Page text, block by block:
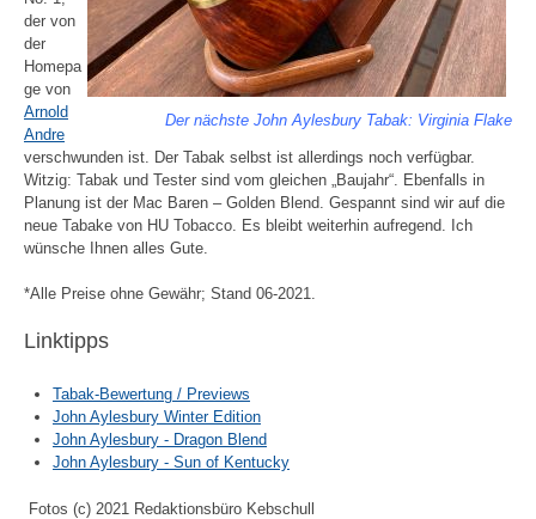
Der nächste John Aylesbury Tabak: Virginia Flake
der von
der
Homepa
ge von
Arnold
Andre
verschwunden ist. Der Tabak selbst ist allerdings noch verfügbar.
Witzig: Tabak und Tester sind vom gleichen „Baujahr“. Ebenfalls in
Planung ist der Mac Baren – Golden Blend. Gespannt sind wir auf die
neue Tabake von HU Tobacco. Es bleibt weiterhin aufregend. Ich
wünsche Ihnen alles Gute.
*Alle Preise ohne Gewähr; Stand 06-2021.
Linktipps
Tabak-Bewertung / Previews
John Aylesbury Winter Edition
John Aylesbury - Dragon Blend
John Aylesbury - Sun of Kentucky
Fotos (c) 2021 Redaktionsbüro Kebschull